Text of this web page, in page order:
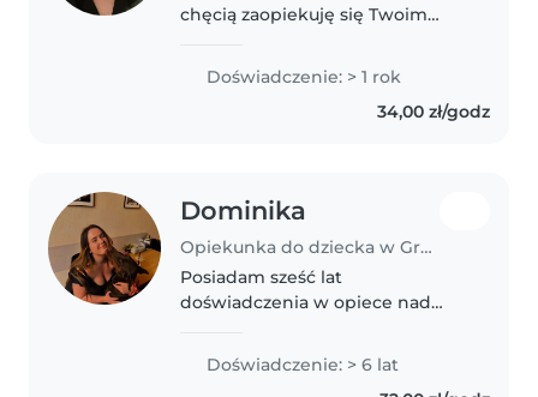
chęcią zaopiekuję się Twoim
praca z dziećmi i młodzieżą to
moja codzienna pasja. Pracuję..
Doświadczenie: > 1 rok
34,00 zł/godz
Dominika
Opiekunka do dziecka w Grzymolowo
Posiadam sześć lat
doświadczenia w opiece nad
nastolatków. Jestem
Doświadczenie: > 6 lat